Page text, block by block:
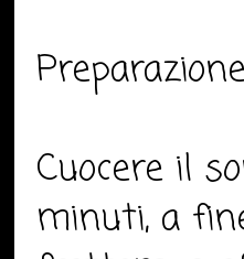
Cuocere il
minuti, a